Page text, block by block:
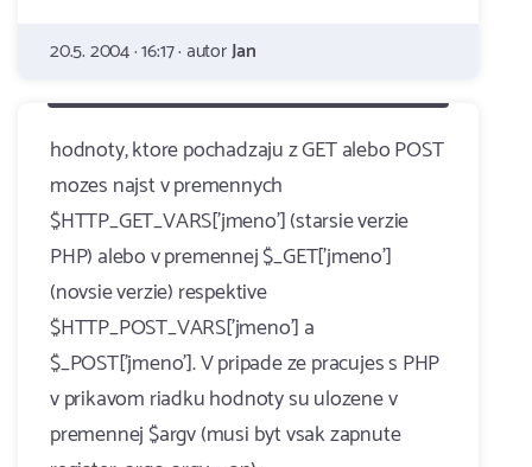
20.5. 2004 · 16:17 · autorJan
hodnoty, ktore pochadzaju z GET alebo POST
mozes najst v premennych
$HTTP_GET_VARS['jmeno'] (starsie verzie
PHP) alebo v premennej $_GET['jmeno']
(novsie verzie) respektive
$HTTP_POST_VARS['jmeno'] a
$_POST['jmeno']. V pripade ze pracujes s PHP
v prikavom riadku hodnoty su ulozene v
premennej $argv (musi byt vsak zapnute